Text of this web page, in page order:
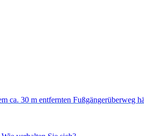
ca. 30 m entfernten Fußgängerüberweg